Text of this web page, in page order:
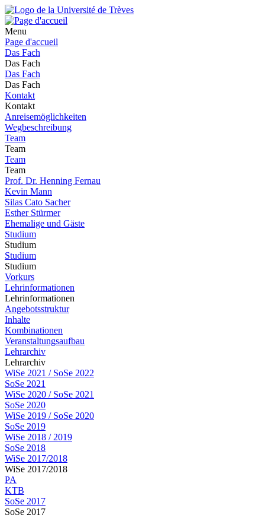
Menu
Page d'accueil
Das Fach
Das Fach
Das Fach
Das Fach
Kontakt
Kontakt
Anreisemöglichkeiten
Wegbeschreibung
Team
Team
Team
Team
Prof. Dr. Henning Fernau
Kevin Mann
Silas Cato Sacher
Esther Stürmer
Ehemalige und Gäste
Studium
Studium
Studium
Studium
Vorkurs
Lehrinformationen
Lehrinformationen
Angebotsstruktur
Inhalte
Kombinationen
Veranstaltungsaufbau
Lehrarchiv
Lehrarchiv
WiSe 2021 / SoSe 2022
SoSe 2021
WiSe 2020 / SoSe 2021
SoSe 2020
WiSe 2019 / SoSe 2020
SoSe 2019
WiSe 2018 / 2019
SoSe 2018
WiSe 2017/2018
WiSe 2017/2018
PA
KTB
SoSe 2017
SoSe 2017